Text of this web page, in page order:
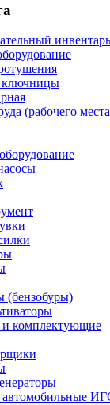
инвентарь
(рабочего
(бензобуры)
и комплектующие
автомобильные